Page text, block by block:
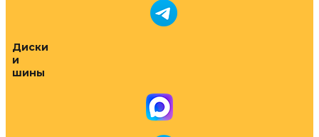
Диски
и
шины